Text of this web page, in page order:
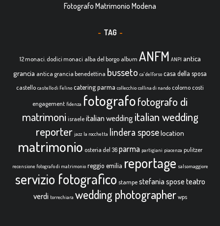
Fotografo Matrimonio Modena
TAG
12 monaci. dodici monaci alba del borgo album ANFM ANPI antica
grancia antica grancia benedettina busseto ca' dell'orso casa della sposa
castello castello di Felino catering parma collecchio collina di nando colorno costi
engagement fidenza fotografofotografo di
matrimoni israele italian wedding italian wedding
reporter jazz la rocchetta lindera sposelocation
matrimonio osteria del 36parma partigiani piacenza pulitzer
recensione fotografo di matrimonio reggio emilia reportage salsomaggiore
servizio fotografico stampe stefania spose teatro
verdi torrechiara wedding photographer wps